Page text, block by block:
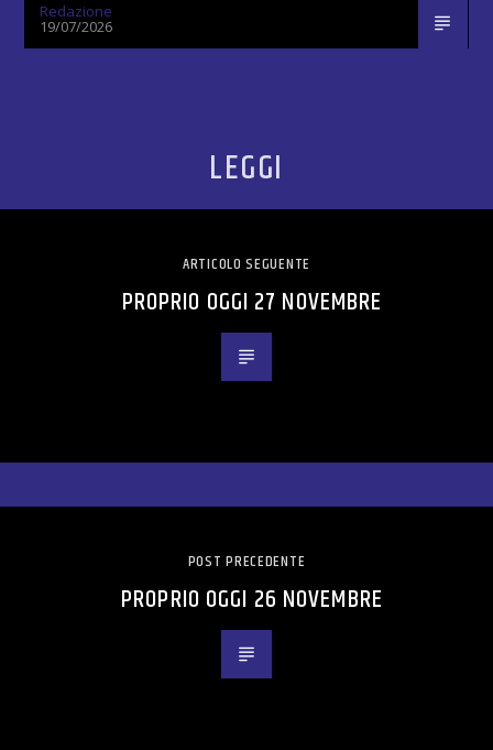
Redazione
19/07/2026
LEGGI
ARTICOLO SEGUENTE
PROPRIO OGGI 27 NOVEMBRE
POST PRECEDENTE
PROPRIO OGGI 26 NOVEMBRE